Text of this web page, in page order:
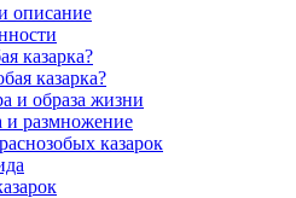
описание
казарка?
казарка?
и образа жизни
и размножение
казарок